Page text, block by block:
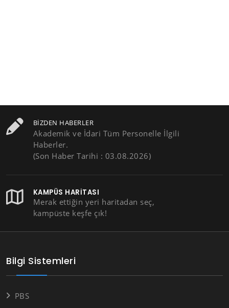
BIZDEN HABERLER
Akademik ve İdari Tüm Personelle İlgili
Haberler.
(Son Haber Tarihi : 03.08.2026)
KAMPÜS HARITASI
Merak ettiğin yeri haritadan seç,
kampüste keşfe çık!
Bilgi Sistemleri
PBS